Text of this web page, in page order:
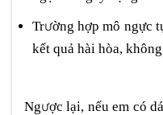
Trường hợp mô ngực
kết quả hài hòa,
Ngược lại, nếu em có